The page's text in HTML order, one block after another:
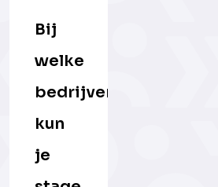
Bij
welke
bedrijven
kun
je